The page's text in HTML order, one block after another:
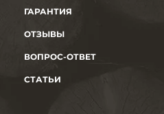
ГАРАНТИЯ
ОТЗЫВЫ
ВОПРОС-ОТВЕТ
СТАТЬИ